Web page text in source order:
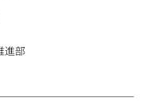
進部